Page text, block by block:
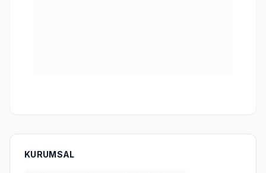
KURUMSAL